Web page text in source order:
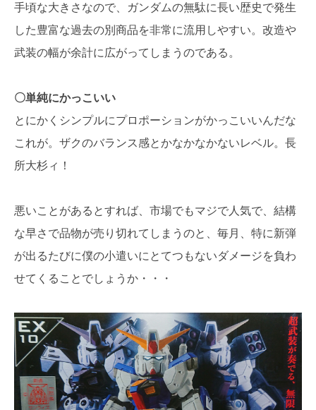
手頃な大きさなので、ガンダムの無駄に長い歴史で発生
した豊富な過去の別商品を非常に流用しやすい。改造や
武装の幅が余計に広がってしまうのである。
〇単純にかっこいい
とにかくシンプルにプロポーションがかっこいいんだな
これが。ザクのバランス感とかなかなかないレベル。長
所大杉ィ！
悪いことがあるとすれば、市場でもマジで人気で、結構
な早さで品物が売り切れてしまうのと、毎月、特に新弾
が出るたびに僕の小遣いにとてつもないダメージを負わ
せてくることでしょうか・・・